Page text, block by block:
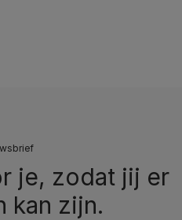
je, zodat jij er
kan zijn.